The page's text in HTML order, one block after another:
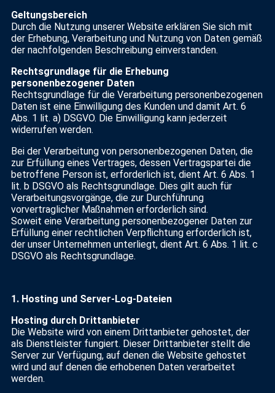
Geltungsbereich
Durch die Nutzung unserer Website erklären Sie sich mit
der Erhebung, Verarbeitung und Nutzung von Daten gemäß
der nachfolgenden Beschreibung einverstanden.
Rechtsgrundlage für die Erhebung
personenbezogener Daten
Rechtsgrundlage für die Verarbeitung personenbezogenen
Daten ist eine Einwilligung des Kunden und damit Art. 6
Abs. 1 lit. a) DSGVO. Die Einwilligung kann jederzeit
widerrufen werden.
Bei der Verarbeitung von personenbezogenen Daten, die
zur Erfüllung eines Vertrages, dessen Vertragspartei die
betroffene Person ist, erforderlich ist, dient Art. 6 Abs. 1
lit. b DSGVO als Rechtsgrundlage. Dies gilt auch für
Verarbeitungsvorgänge, die zur Durchführung
vorvertraglicher Maßnahmen erforderlich sind.
Soweit eine Verarbeitung personenbezogener Daten zur
Erfüllung einer rechtlichen Verpflichtung erforderlich ist,
der unser Unternehmen unterliegt, dient Art. 6 Abs. 1 lit. c
DSGVO als Rechtsgrundlage.
1. Hosting und Server-Log-Dateien
Hosting durch Drittanbieter
Die Website wird von einem Drittanbieter gehostet, der
als Dienstleister fungiert. Dieser Drittanbieter stellt die
Server zur Verfügung, auf denen die Website gehostet
wird und auf denen die erhobenen Daten verarbeitet
werden.